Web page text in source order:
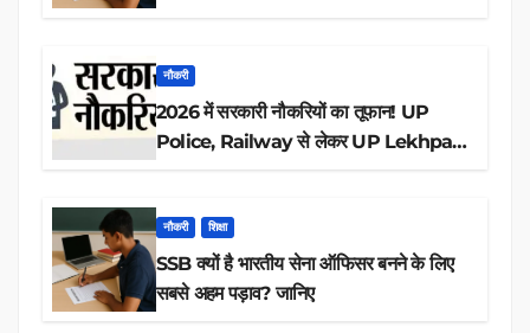
नौकरी
2026 में सरकारी नौकरियों का तूफान! UP
Police, Railway से लेकर UP Lekhpal
नौकरी शिक्षा
SSB क्यों है भारतीय सेना ऑफिसर बनने के लिए
सबसे अहम पड़ाव? जानिए